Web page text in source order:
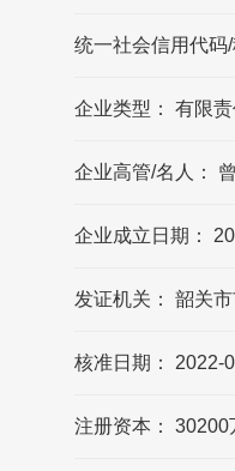
鸿伟木业
网/官方公
鸿伟木业
鸿伟木业(
统一社会信用代码
企业类型： 有限
企业高管/名人：
企业成立日期：
发证机关： 韶关
核准日期： 2022-
注册资本： 30200